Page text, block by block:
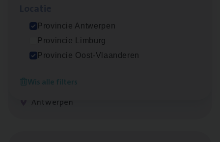
Provincie Antwerpen
Provincie Limburg
Provincie Oost-Vlaanderen
Wis alle filters
Cus­to­mer Care Expert
Customer Services
Antwerpen